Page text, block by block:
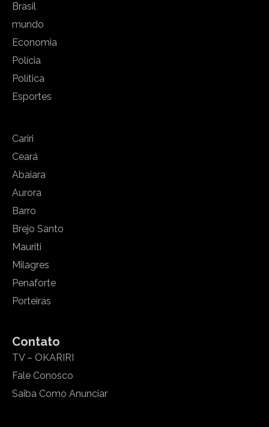
Brasil
mundo
Economia
Polícia
Política
Esportes
Cariri
Ceará
Abaiara
Aurora
Barro
Brejo Santo
Mauriti
Milagres
Penaforte
Porteiras
Contato
TV – OKARIRI
Fale Conosco
Saiba Como Anunciar